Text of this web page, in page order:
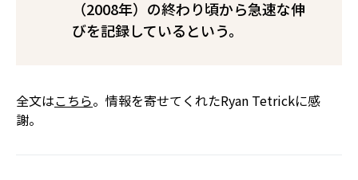
（2008年）の終わり頃から急速な伸
びを記録しているという。
全文はこちら。情報を寄せてくれたRyan Tetrickに感
謝。